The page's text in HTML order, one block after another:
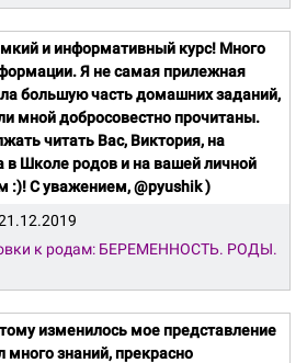
и информативный курс! Много
Я не самая прилежная
большую часть домашних заданий,
мной добросовестно прочитаны.
читать Вас, Виктория, на
в Школе родов и на вашей личной
:)! С уважением, @pyushik )
к родам: БЕРЕМЕННОСТЬ. РОДЫ.
изменилось мое представление
много знаний, прекрасно